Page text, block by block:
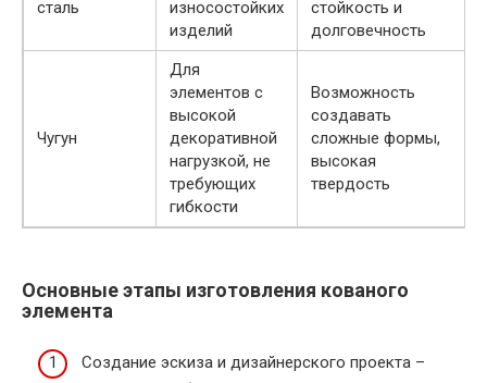
сталь
износостойких
изделий
стойкость и
долговечность
Чугун
Для
элементов с
высокой
декоративной
нагрузкой, не
требующих
гибкости
Возможность
создавать
сложные формы,
высокая
твердость
Основные этапы изготовления кованого
элемента
Создание эскиза и дизайнерского проекта –